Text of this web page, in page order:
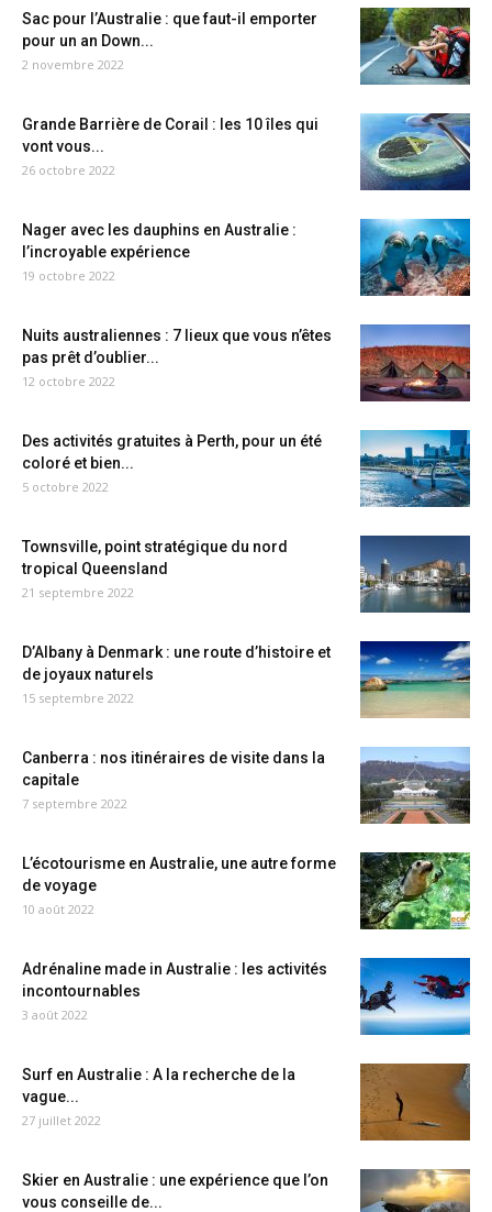
Sac pour l’Australie : que faut-il emporter
pour un an Down...
2 novembre 2022
Grande Barrière de Corail : les 10 îles qui
vont vous...
26 octobre 2022
Nager avec les dauphins en Australie :
l’incroyable expérience
19 octobre 2022
Nuits australiennes : 7 lieux que vous n’êtes
pas prêt d’oublier...
12 octobre 2022
Des activités gratuites à Perth, pour un été
coloré et bien...
5 octobre 2022
Townsville, point stratégique du nord
tropical Queensland
21 septembre 2022
D’Albany à Denmark : une route d’histoire et
de joyaux naturels
15 septembre 2022
Canberra : nos itinéraires de visite dans la
capitale
7 septembre 2022
L’écotourisme en Australie, une autre forme
de voyage
10 août 2022
Adrénaline made in Australie : les activités
incontournables
3 août 2022
Surf en Australie : A la recherche de la
vague...
27 juillet 2022
Skier en Australie : une expérience que l’on
vous conseille de...